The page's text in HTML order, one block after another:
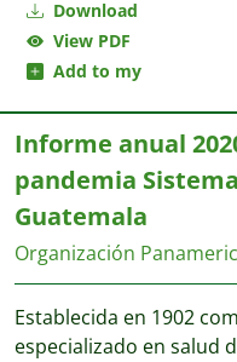
Download
View PDF
Add to my
Informe anual
pandemia
Guatemala
Organización
Establecida en 1902
especializado en salud